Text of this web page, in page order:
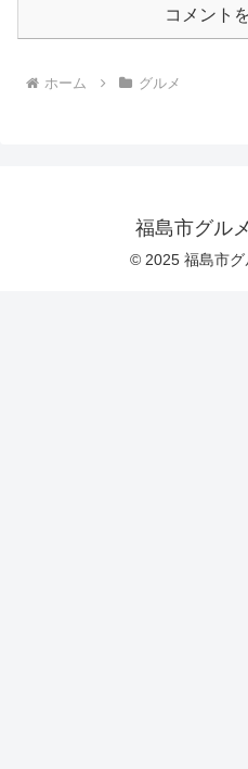
コメント
ホーム グルメ
福島市グル
© 2025 福島市グ